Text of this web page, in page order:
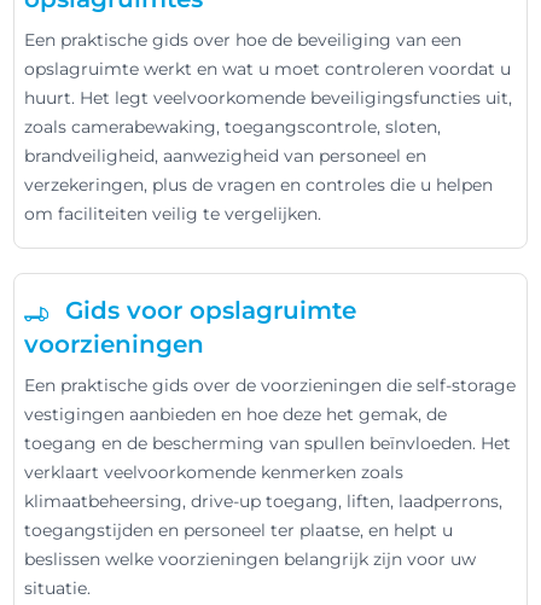
Een praktische gids over hoe de beveiliging van een
opslagruimte werkt en wat u moet controleren voordat u
huurt. Het legt veelvoorkomende beveiligingsfuncties uit,
zoals camerabewaking, toegangscontrole, sloten,
brandveiligheid, aanwezigheid van personeel en
verzekeringen, plus de vragen en controles die u helpen
om faciliteiten veilig te vergelijken.
Gids voor opslagruimte
voorzieningen
Een praktische gids over de voorzieningen die self-storage
vestigingen aanbieden en hoe deze het gemak, de
toegang en de bescherming van spullen beïnvloeden. Het
verklaart veelvoorkomende kenmerken zoals
klimaatbeheersing, drive-up toegang, liften, laadperrons,
toegangstijden en personeel ter plaatse, en helpt u
beslissen welke voorzieningen belangrijk zijn voor uw
situatie.